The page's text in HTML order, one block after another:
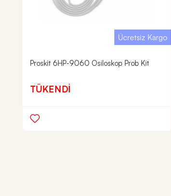
Ücretsiz Kargo
Proskit 6HP-9060 Osiloskop Prob Kit
TÜKENDİ